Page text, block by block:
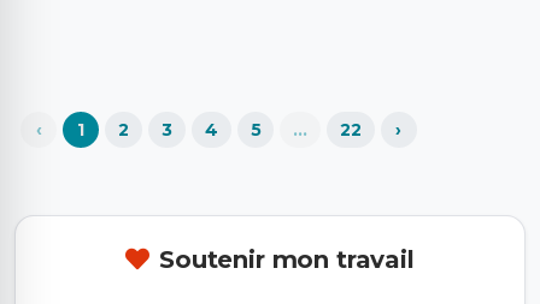
‹ 1 2 3 4 5 … 22 ›
Soutenir mon travail